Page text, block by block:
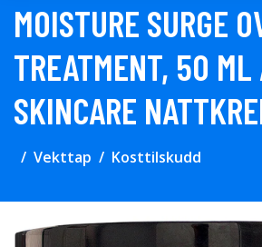
MOISTURE SURGE
TREATMENT, 50 ML
SKINCARE
Vekttap Kosttilskudd